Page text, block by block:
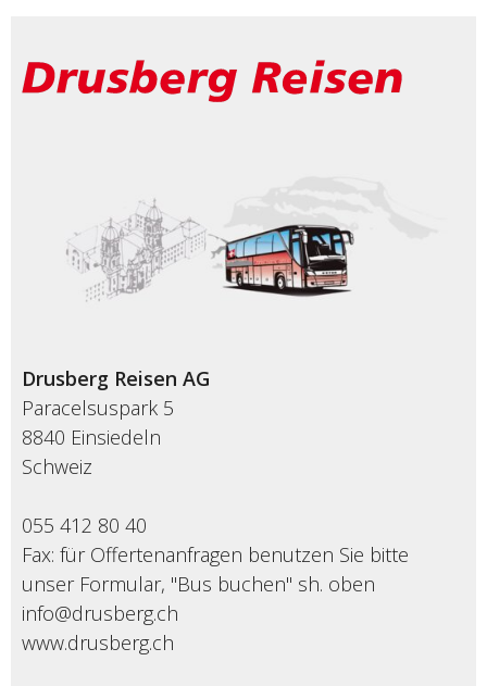
Drusberg Reisen AG
Paracelsuspark 5
8840 Einsiedeln
Schweiz
055 412 80 40
Fax: für Offertenanfragen benutzen Sie bitte
unser Formular, "Bus buchen" sh. oben
info@drusberg.ch
www.drusberg.ch